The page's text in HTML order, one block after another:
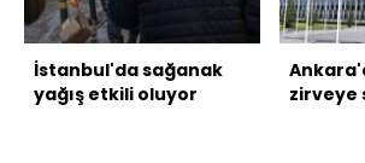
İstanbul'da sağanak
yağış etkili oluyor
zirveye